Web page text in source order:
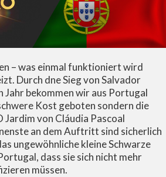
– was einmal funktioniert wird
Durch dne Sieg von Salvador
Jahr bekommen wir aus Portugal
Kost geboten sondern die
von Cláudia Pascoal
an dem Auftritt sind sicherlich
ungewöhnliche kleine Schwarze
dass sie sich nicht mehr
müssen.